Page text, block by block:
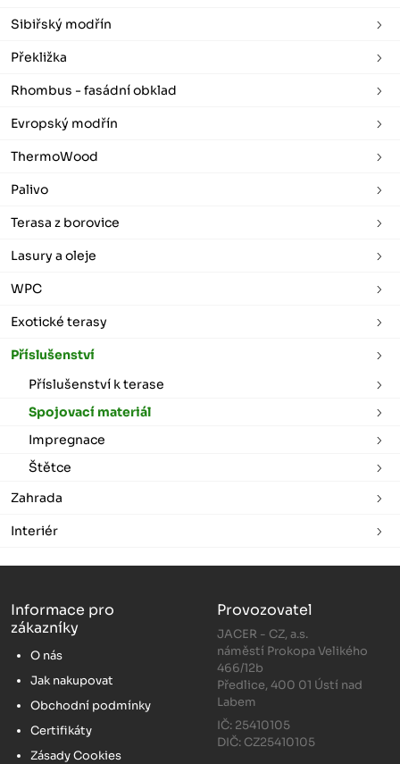
Sibiřský modřín
Překližka
Rhombus - fasádní obklad
Evropský modřín
ThermoWood
Palivo
Terasa z borovice
Lasury a oleje
WPC
Exotické terasy
Příslušenství
Příslušenství k terase
Spojovací materiál
Impregnace
Štětce
Zahrada
Interiér
Informace pro
zákazníky
O nás
Jak nakupovat
Obchodní podmínky
Certifikáty
Zásady Cookies
Provozovatel
JACER - CZ, a.s.
náměstí Prokopa Velikého
466/12b
Předlice, 400 01 Ústí nad
Labem
IČ: 25410105
DIČ: CZ25410105